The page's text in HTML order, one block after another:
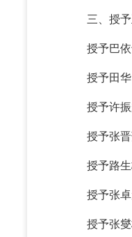
三、授予王
授予巴依卡
授予田华（
授予许振超
授予张晋藩
授予路生梅
授予张卓元
授予张燮林